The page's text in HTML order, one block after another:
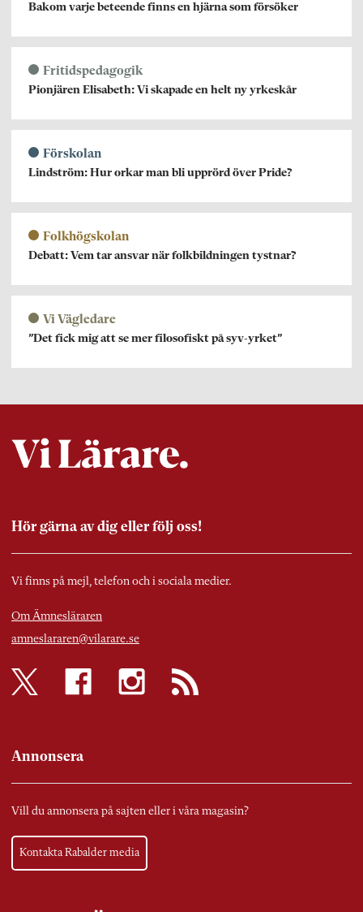
Bakom varje beteende finns en hjärna som försöker
Fritidspedagogik
Pionjären Elisabeth: Vi skapade en helt ny yrkeskår
Förskolan
Lindström: Hur orkar man bli upprörd över Pride?
Folkhögskolan
Debatt: Vem tar ansvar när folkbildningen tystnar?
Vi Vägledare
”Det fick mig att se mer filosofiskt på syv-yrket”
Hör gärna av dig eller följ oss!
Vi finns på mejl, telefon och i sociala medier.
Om Ämnesläraren
amneslararen@vilarare.se
Annonsera
Vill du annonsera på sajten eller i våra magasin?
Kontakta Rabalder media